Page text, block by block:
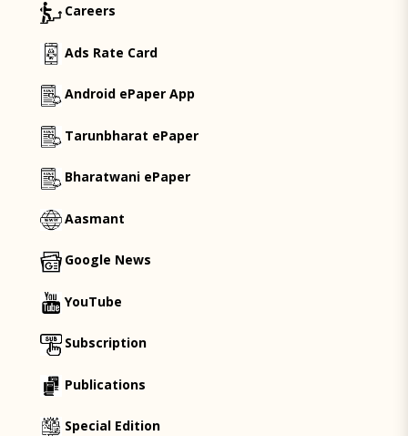
Careers
Ads Rate Card
Android ePaper App
Tarunbharat ePaper
Bharatwani ePaper
Aasmant
Google News
YouTube
Subscription
Publications
Special Edition